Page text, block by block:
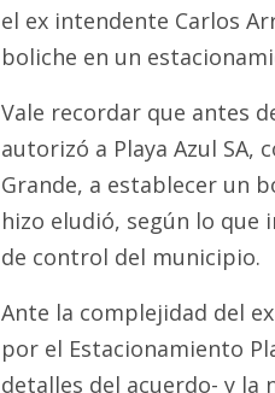
el ex intendente Carlos
boliche en un
Vale recordar que antes
autorizó a Playa Azul SA,
Grande, a establecer un
hizo eludió, según lo que
de control del municipio.
Ante la complejidad del
por el Estacionamiento
detalles del acuerdo- y la